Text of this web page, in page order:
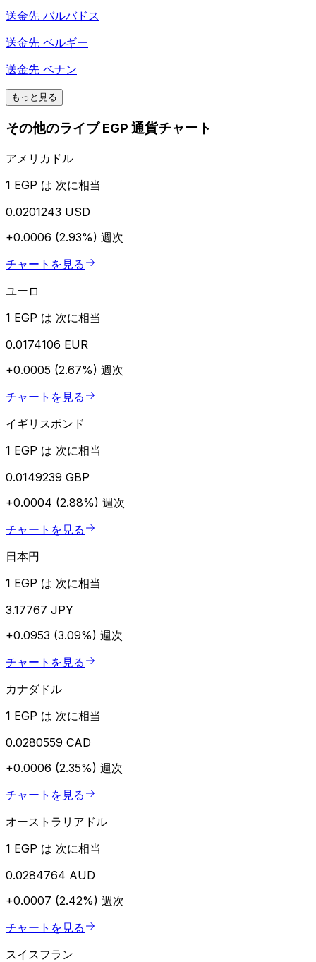
送金先 バルバドス
送金先 ベルギー
送金先 ベナン
もっと見る
その他のライブ EGP 通貨チャート
アメリカドル
1 EGP は 次に相当
0.0201243 USD
+0.0006 (2.93%) 週次
チャートを見る
ユーロ
1 EGP は 次に相当
0.0174106 EUR
+0.0005 (2.67%) 週次
チャートを見る
イギリスポンド
1 EGP は 次に相当
0.0149239 GBP
+0.0004 (2.88%) 週次
チャートを見る
日本円
1 EGP は 次に相当
3.17767 JPY
+0.0953 (3.09%) 週次
チャートを見る
カナダドル
1 EGP は 次に相当
0.0280559 CAD
+0.0006 (2.35%) 週次
チャートを見る
オーストラリアドル
1 EGP は 次に相当
0.0284764 AUD
+0.0007 (2.42%) 週次
チャートを見る
スイスフラン